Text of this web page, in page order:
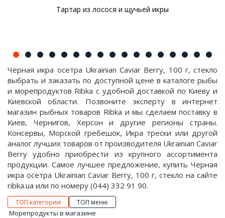
Тартар из форели с авокадо и
Черная икра осетра Ukrainian Caviar Berry, 100 г, стекло
выбрать и заказать по доступной цене в каталоге рыбы
и морепродуктов Ribka с удобной доставкой по Киеву и
Киевской области. Позвоните эксперту в интернет
магазин рыбных товаров Ribka и мы сделаем поставку в
Киев, Чернигов, Херсон и другие регионы страны.
Консервы, Морской гребешок, Икра трески или другой
аналог лучших товаров от производителя Ukrainian Caviar
Berry удобно приобрести из крупного ассортимента
продукции. Самое лучшее предложение, купить Черная
икра осетра Ukrainian Caviar Berry, 100 г, стекло на сайте
ribka.ua или по номеру (044) 332 91 90.
ТОП категории ТОП меню
Морепродукты в магазине